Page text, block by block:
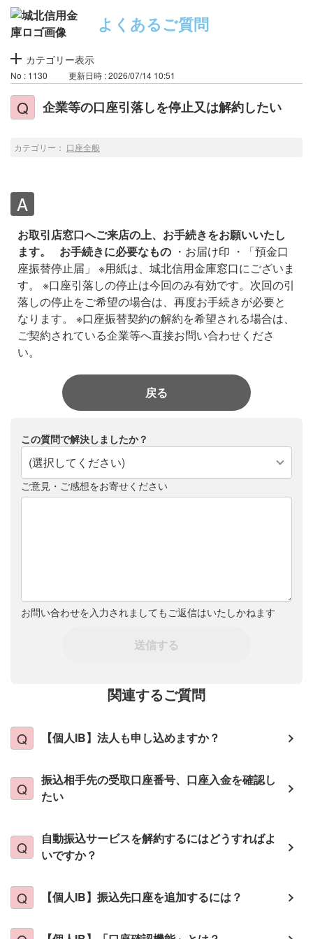
よくあるご質問
カテゴリー表示
No : 1130 更新日時 : 2026/07/14 10:51
企業等の口座引落しを停止又は解約したい
カテゴリー： 口座全般
お取引店窓口へご来店の上、お手続きをお願いいたし
ます。
お手続きに必要なもの ・お届け印 ・「預金口
座振替停止届」 ※用紙は、城北信用金庫窓口にございま
す。
※口座引落しの停止は今回のみ有効です。次回の引
落しの停止をご希望の場合は、再度お手続きが必要と
なります。
※口座振替契約の解約を希望される場合は、
ご契約されている企業等へ直接お問い合わせくださ
い。
戻る
この質問で解決しましたか？
(選択してください)
ご意見・ご感想をお寄せください
お問い合わせを入力されましてもご返信はいたしかねます
送信する
関連するご質問
【個人IB】法人も申し込めますか？
振込相手先の受取口座番号、口座入金を確認し
たい
自動振込サービスを解約するにはどうすればよ
いですか？
【個人IB】振込先口座を追加するには？